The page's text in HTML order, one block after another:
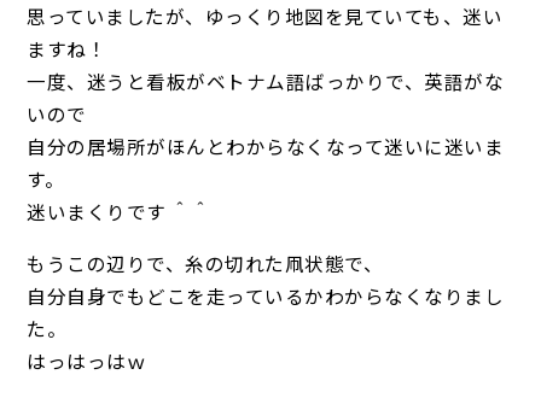
思っていましたが、ゆっくり地図を見ていても、迷い
ますね！
一度、迷うと看板がベトナム語ばっかりで、英語がな
いので
自分の居場所がほんとわからなくなって迷いに迷いま
す。
迷いまくりです ＾＾
もうこの辺りで、糸の切れた凧状態で、
自分自身でもどこを走っているかわからなくなりまし
た。
はっはっはｗ